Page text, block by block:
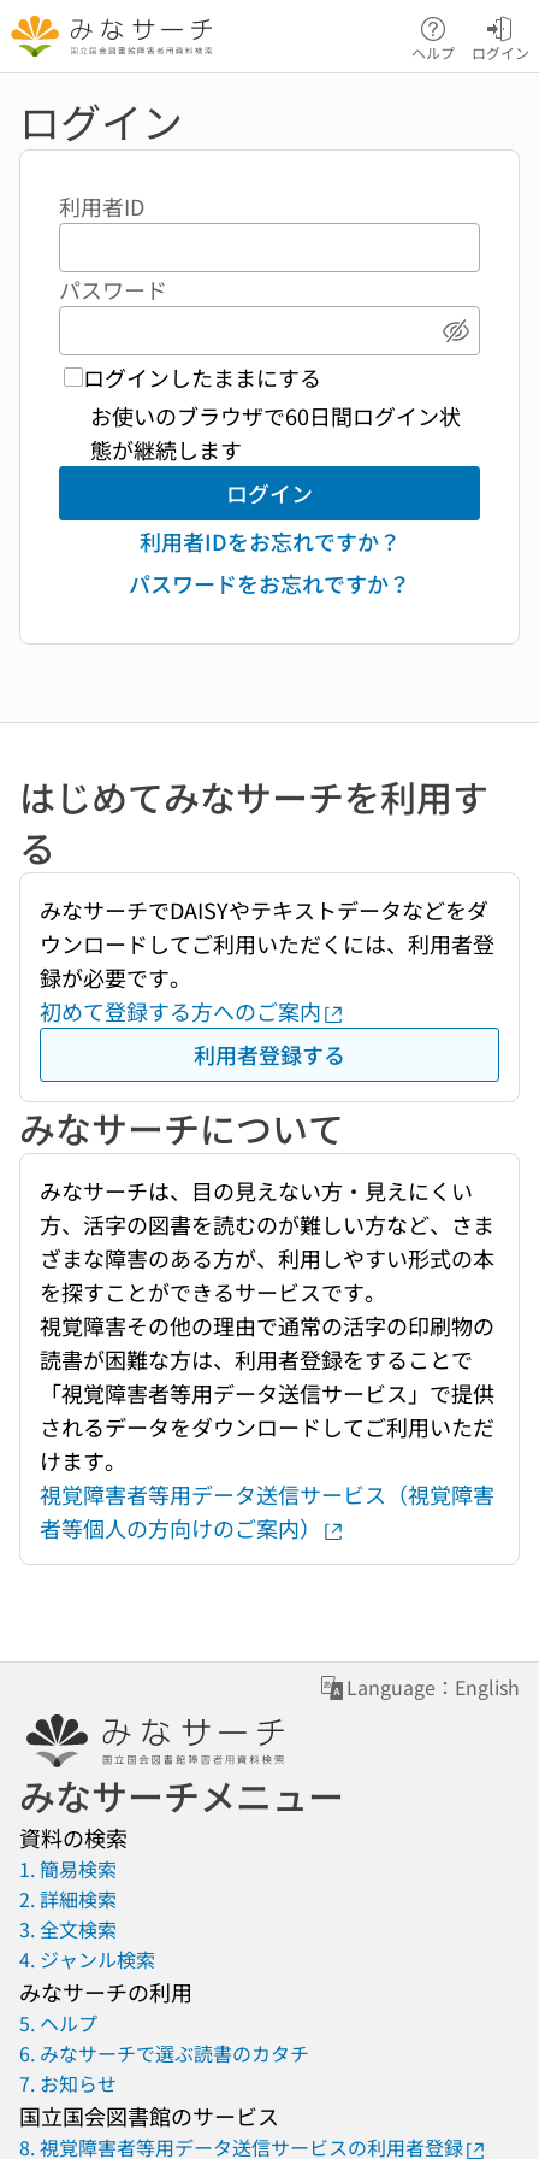
本文へ移動
ヘルプ ログイン
ログイン
利用者ID
パスワード
パスワ
ログインしたままにする
お使いのブラウザで60日間ログイン状
態が継続します
ログイン
利用者IDをお忘れですか？
パスワードをお忘れですか？
はじめてみなサーチを利用す
る
みなサーチでDAISYやテキストデータなどをダ
ウンロードしてご利用いただくには、利用者登
録が必要です。
初めて登録する方へのご案内
利用者登録する
みなサーチについて
みなサーチは、目の見えない方・見えにくい
方、活字の図書を読むのが難しい方など、さま
ざまな障害のある方が、利用しやすい形式の本
を探すことができるサービスです。
視覚障害その他の理由で通常の活字の印刷物の
読書が困難な方は、利用者登録をすることで
「視覚障害者等用データ送信サービス」で提供
されるデータをダウンロードしてご利用いただ
けます。
視覚障害者等用データ送信サービス（視覚障害
者等個人の方向けのご案内）
Language：English
みなサーチメニュー
資料の検索
1. 簡易検索
2. 詳細検索
3. 全文検索
4. ジャンル検索
みなサーチの利用
5. ヘルプ
6. みなサーチで選ぶ読書のカタチ
7. お知らせ
国立国会図書館のサービス
8. 視覚障害者等用データ送信サービスの利用者登録